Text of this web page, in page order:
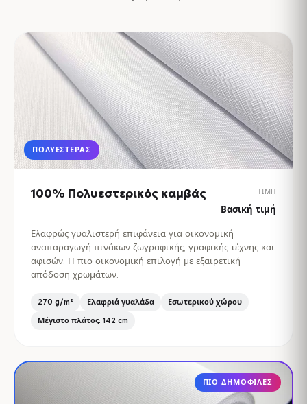
ΠΟΛΥΕΣΤΈΡΑΣ
100% Πολυεστερικός καμβάς ΤΙΜΉ
Βασική τιμή
Ελαφρώς γυαλιστερή επιφάνεια για οικονομική
αναπαραγωγή πινάκων ζωγραφικής, γραφικής τέχνης και
αφισών. Η πιο οικονομική επιλογή με εξαιρετική
απόδοση χρωμάτων.
270 g/m² Ελαφριά γυαλάδα
Εσωτερικού χώρου
Μέγιστο πλάτος: 142 cm
ΠΙΟ ΔΗΜΟΦΙΛΈΣ